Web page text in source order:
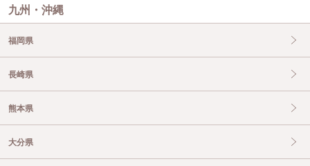
九州・沖縄
福岡県
長崎県
熊本県
大分県